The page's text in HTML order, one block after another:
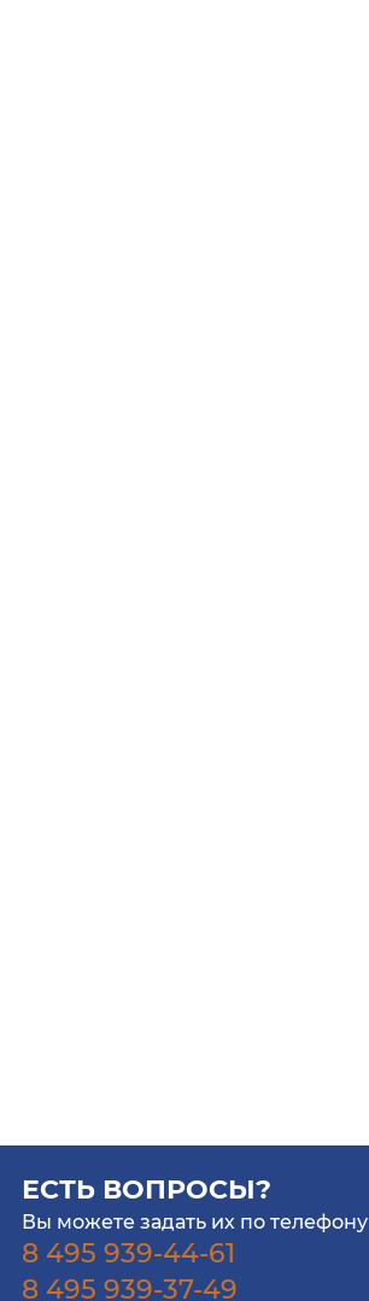
ЕСТЬ ВОПРОСЫ?
Вы можете задать их по телефону
8 495 939-44-61
8 495 939-37-49